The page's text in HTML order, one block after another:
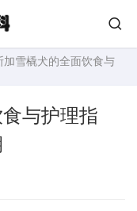
加雪橇犬的全面饮食与
与护理指